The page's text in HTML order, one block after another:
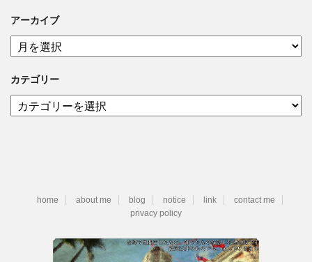
アーカイブ
ア
ー
イ
カテゴリー
テ
home about me blog notice link
contact me
privacy policy